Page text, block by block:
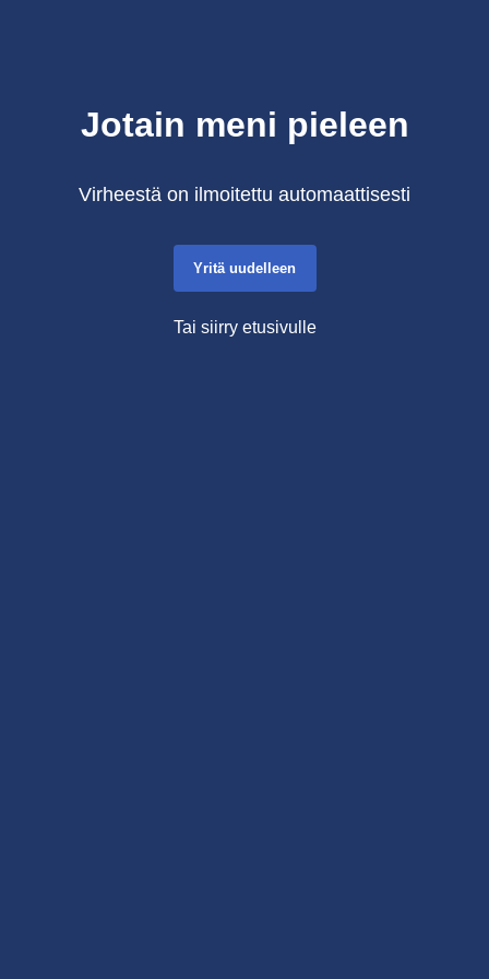
Jotain meni pieleen
Virheestä on ilmoitettu automaattisesti
Yritä uudelleen
Tai siirry etusivulle